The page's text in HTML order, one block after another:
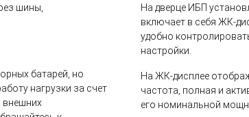
шины,
батарей, но
нагрузки за счет
внешних
На дверце ИБП
включает в себя ЖК-
удобно
настройки.
На ЖК-дисплее
частота, полная и
его номинальной